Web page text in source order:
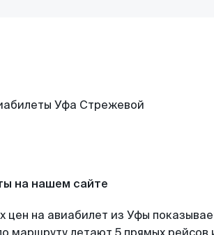
на нашем сайте
цен на авиабилет из Уфы